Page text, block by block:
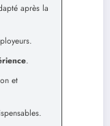
après la
.
et